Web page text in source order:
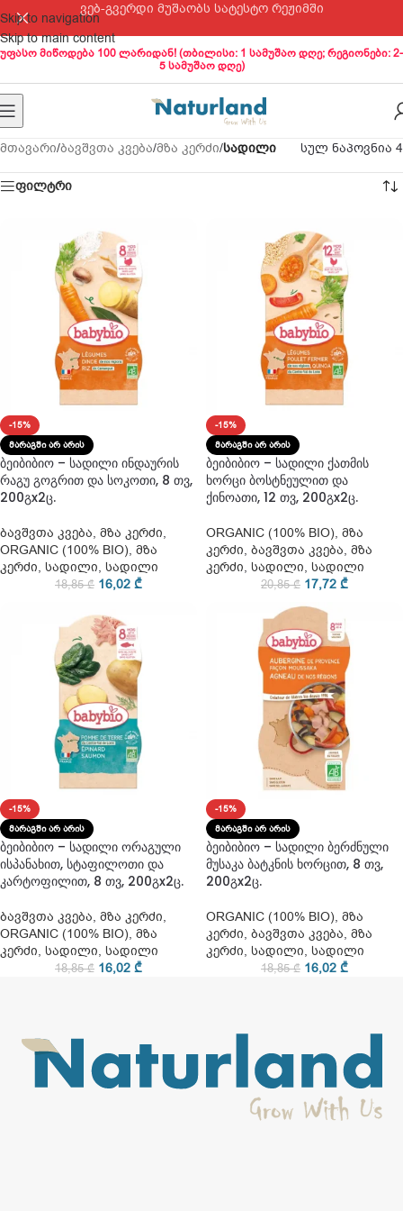
Skip to navigation
Skip to main content
ვებ-გვერდი მუშაობს სატესტო რეჟიმში
უფასო მიწოდება 100 ლარიდან! (თბილისი: 1 სამუშაო დღე; რეგიონები: 2-
5 სამუშაო დღე)
მთავარი/ბავშვთა კვება/მზა კერძი/სადილი სულ ნაპოვნია 4
ფილტრი
-15%
ᲛᲐᲠᲐᲒᲨᲘ ᲐᲠ ᲐᲠᲘᲡ
ბეიბიბიო – სადილი ინდაურის
რაგუ გოგრით და სოკოთი, 8 თვ,
200გx2ც.
ბავშვთა კვება, მზა კერძი,
ORGANIC (100% BIO), მზა
კერძი, სადილი, სადილი
18,85₾ 16,02 ₾
-15%
ᲛᲐᲠᲐᲒᲨᲘ ᲐᲠ ᲐᲠᲘᲡ
ბეიბიბიო – სადილი ქათმის
ხორცი ბოსტნეულით და
ქინოათი, 12 თვ, 200გx2ც.
ORGANIC (100% BIO), მზა
კერძი, ბავშვთა კვება, მზა
კერძი, სადილი, სადილი
20,85₾ 17,72 ₾
-15%
ᲛᲐᲠᲐᲒᲨᲘ ᲐᲠ ᲐᲠᲘᲡ
ბეიბიბიო – სადილი ორაგული
ისპანახით, სტაფილოთი და
კარტოფილით, 8 თვ, 200გx2ც.
ბავშვთა კვება, მზა კერძი,
ORGANIC (100% BIO), მზა
კერძი, სადილი, სადილი
18,85₾ 16,02 ₾
-15%
ᲛᲐᲠᲐᲒᲨᲘ ᲐᲠ ᲐᲠᲘᲡ
ბეიბიბიო – სადილი ბერძნული
მუსაკა ბატკნის ხორცით, 8 თვ,
200გx2ც.
ORGANIC (100% BIO), მზა
კერძი, ბავშვთა კვება, მზა
კერძი, სადილი, სადილი
18,85₾ 16,02 ₾